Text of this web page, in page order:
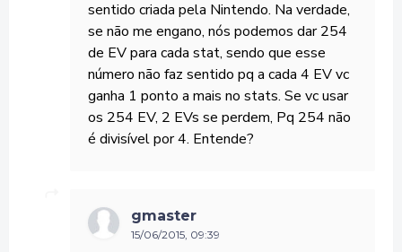
sentido criada pela Nintendo. Na verdade,
se não me engano, nós podemos dar 254
de EV para cada stat, sendo que esse
número não faz sentido pq a cada 4 EV vc
ganha 1 ponto a mais no stats. Se vc usar
os 254 EV, 2 EVs se perdem, Pq 254 não
é divisível por 4. Entende?
gmaster
15/06/2015, 09:39